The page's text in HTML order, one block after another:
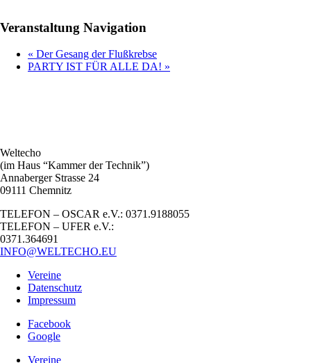
Veranstaltung Navigation
« Der Gesang der Flußkrebse
PARTY IST FÜR ALLE DA! »
Weltecho
(im Haus “Kammer der Technik”)
Annaberger Strasse 24
09111 Chemnitz
TELEFON – OSCAR e.V.: 0371.9188055
TELEFON – UFER e.V.:
0371.364691
INFO@WELTECHO.EU
Vereine
Datenschutz
Impressum
Facebook
Google
Vereine